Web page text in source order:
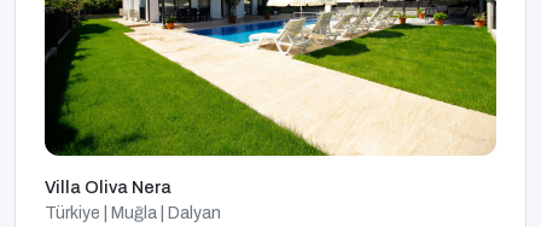
Villa Oliva Nera
Türkiye | Muğla | Dalyan